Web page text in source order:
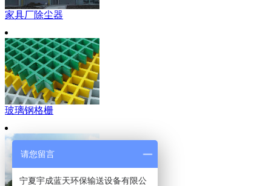
家具厂除尘器
玻璃钢格栅
请您留言
宁夏宇成蓝天环保输送设备有限公